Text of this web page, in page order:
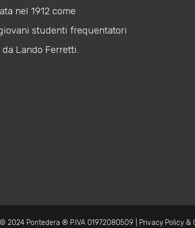
nel 1912 come
studenti frequentatori
Lando Ferretti.
© 2024 Pontedera ® P.IVA 01972080509 | Privacy Policy &